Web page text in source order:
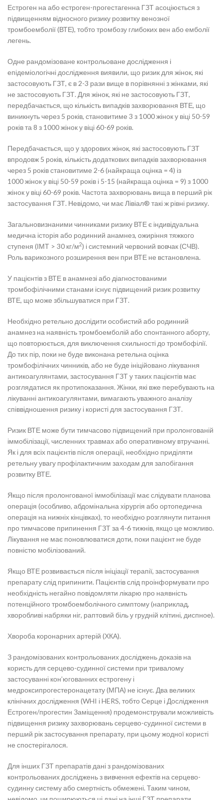
Естроген на або естроген-прогестагенна ГЗТ асоціюється з
підвищенням відносного ризику розвитку венозної
тромбоемболії (ВТЕ), тобто тромбозу глибоких вен або емболії
легень.
Одне рандомізоване контрольоване дослідження і
епідеміологічні дослідження виявили, що ризик для жінок, які
застосовують ГЗТ, є в 2-3 рази вище в порівнянні з жінками, які
не застосовують ГЗТ. Для жінок, які не застосовують ГЗТ,
передбачається, що кількість випадків захворювання ВТЕ, що
виникнуть через 5 років, становитиме 3 з 1000 жінок у віці 50-59
років та 8 з 1000 жінок у віці 60-69 років.
Передбачається, що у здорових жінок, які застосовують ГЗТ
впродовж 5 років, кількість додаткових випадків захворювання
через 5 років становитиме 2-6 (найкраща оцінка = 4) із
1000 жінок у віці 50-59 років і 5-15 (найкраща оцінка = 9) з 1000
жінок у віці 60-69 років. Частота захворювань вища в перший рік
застосування ГЗТ. Невідомо, чи має Лівіал® такі ж рівні ризику.
Загальновизнаними чинниками ризику ВТЕ є індивідуальна
медична історія або родинний анамнез, ожиріння тяжкого
ступеня (ІМТ > 30 кг/м2) і системний червоний вовчак (СЧВ).
Роль варикозного розширення вен при ВТЕ не встановлена.
У пацієнтів з ВТЕ в анамнезі або діагностованими
тромбофілічними станами існує підвищений ризик розвитку
ВТЕ, що може збільшуватися при ГЗТ.
Необхідно ретельно дослідити особистий або родинний
анамнез на наявність тромбоемболій або спонтанного аборту,
що повторюється, для виключення схильності до тромбофілії.
До тих пір, поки не буде виконана ретельна оцінка
тромбофілічних чинників, або не буде ініційовано лікування
антикоагулянтами, застосування ГЗТ у таких пацієнтів має
розглядатися як протипоказання. Жінки, які вже перебувають на
лікуванні антикоагулянтами, вимагають уважного аналізу
співвідношення ризику і користі для застосування ГЗТ.
Ризик ВТЕ може бути тимчасово підвищений при пролонгованій
іммобілізації, численних травмах або оперативному втручанні.
Як і для всіх пацієнтів після операції, необхідно приділяти
ретельну увагу профілактичним заходам для запобігання
розвитку ВТЕ.
Якщо після пролонгованої іммобілізації має слідувати планова
операція (особливо, абдомінальна хірургія або ортопедична
операція на нижніх кінцівках), то необхідно розглянути питання
про тимчасове припинення ГЗТ за 4-6 тижнів, якщо це можливо.
Лікування не має поновлюватися доти, поки пацієнт не буде
повністю мобілізований.
Якщо ВТЕ розвивається після ініціації терапії, застосування
препарату слід припинити. Пацієнтів слід проінформувати про
необхідність негайно повідомляти лікарю про наявність
потенційного тромбоемболічного симптому (наприклад,
хворобливі набряки ніг, раптовий біль у грудній клітині, диспное).
Хвороба коронарних артерій (ХКА).
З рандомізованих контрольованих досліджень доказів на
користь для серцево-судинної системи при тривалому
застосуванні кон’югованних естрогену і
медроксипрогестеронацетату (МПА) не існує. Два великих
клінічних дослідження (WHI і HERS, тобто Серце і Дослідження
Естроген/прогестин Заміщення) продемонстрували можливість
підвищення ризику захворювань серцево-судинної системи в
перший рік застосування препарату, при цьому жодної користі
не спостерігалося.
Для інших ГЗТ препаратів дані з рандомізованих
контрольованих досліджень з вивчення ефектів на серцево-
судинну систему або смертність обмежені. Таким чином,